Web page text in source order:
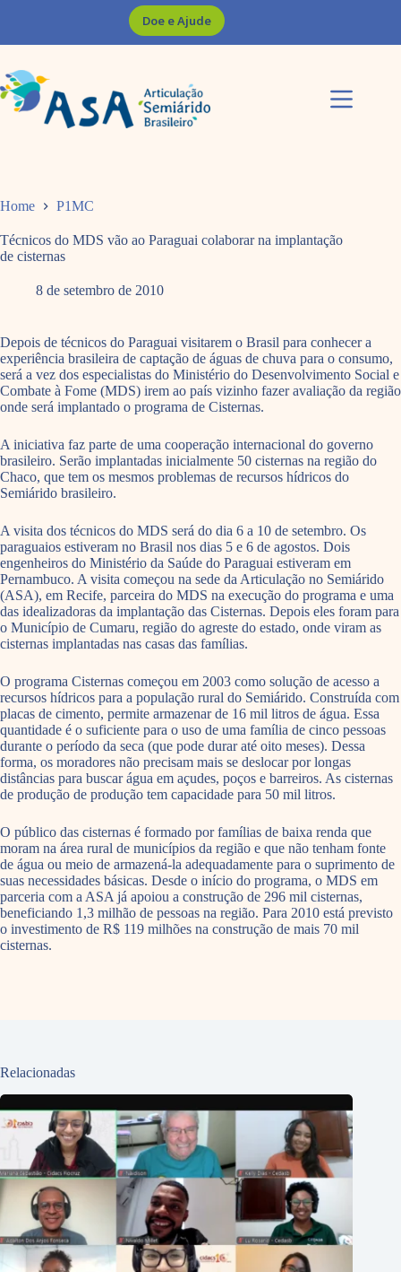
Doe e Ajude
Home P1MC
Técnicos do MDS vão ao Paraguai colaborar na implantação
de cisternas
8 de setembro de 2010
Depois de técnicos do Paraguai visitarem o Brasil para conhecer a
experiência brasileira de captação de águas de chuva para o consumo,
será a vez dos especialistas do Ministério do Desenvolvimento Social e
Combate à Fome (MDS) irem ao país vizinho fazer avaliação da região
onde será implantado o programa de Cisternas.
A iniciativa faz parte de uma cooperação internacional do governo
brasileiro. Serão implantadas inicialmente 50 cisternas na região do
Chaco, que tem os mesmos problemas de recursos hídricos do
Semiárido brasileiro.
A visita dos técnicos do MDS será do dia 6 a 10 de setembro. Os
paraguaios estiveram no Brasil nos dias 5 e 6 de agostos. Dois
engenheiros do Ministério da Saúde do Paraguai estiveram em
Pernambuco. A visita começou na sede da Articulação no Semiárido
(ASA), em Recife, parceira do MDS na execução do programa e uma
das idealizadoras da implantação das Cisternas. Depois eles foram para
o Município de Cumaru, região do agreste do estado, onde viram as
cisternas implantadas nas casas das famílias.
O programa Cisternas começou em 2003 como solução de acesso a
recursos hídricos para a população rural do Semiárido. Construída com
placas de cimento, permite armazenar de 16 mil litros de água. Essa
quantidade é o suficiente para o uso de uma família de cinco pessoas
durante o período da seca (que pode durar até oito meses). Dessa
forma, os moradores não precisam mais se deslocar por longas
distâncias para buscar água em açudes, poços e barreiros. As cisternas
de produção de produção tem capacidade para 50 mil litros.
O público das cisternas é formado por famílias de baixa renda que
moram na área rural de municípios da região e que não tenham fonte
de água ou meio de armazená-la adequadamente para o suprimento de
suas necessidades básicas. Desde o início do programa, o MDS em
parceria com a ASA já apoiou a construção de 296 mil cisternas,
beneficiando 1,3 milhão de pessoas na região. Para 2010 está previsto
o investimento de R$ 119 milhões na construção de mais 70 mil
cisternas.
Relacionadas